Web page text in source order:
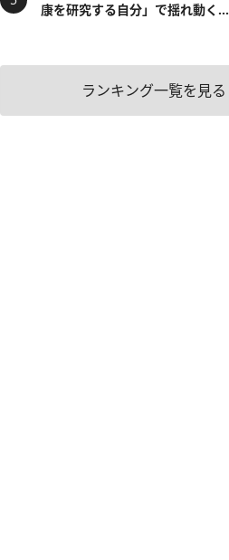
康を研究する自分」で揺れ動く...
ランキング一覧を見る